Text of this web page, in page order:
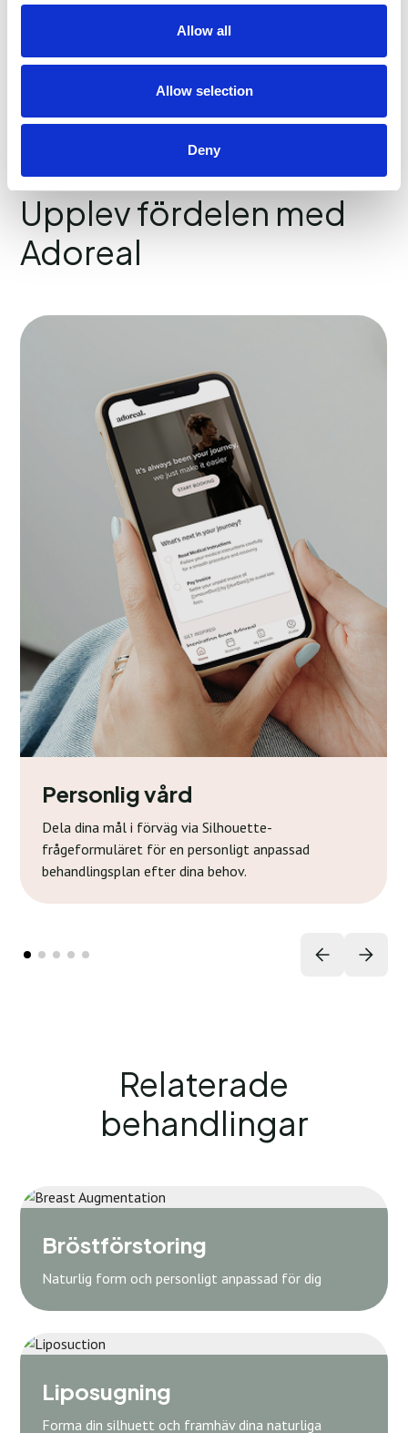
Allow all
Allow selection
Deny
önskemål - redan innan du träffar din specialist
Registrera dig hos Adoreal
Upplev fördelen med
Adoreal
Personlig vård
Dela dina mål i förväg via Silhouette-
frågeformuläret för en personligt anpassad
behandlingsplan efter dina behov.
Relaterade
behandlingar
Bröstförstoring
Naturlig form och personligt anpassad för dig
Liposugning
Forma din silhuett och framhäv dina naturliga